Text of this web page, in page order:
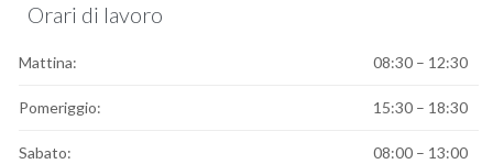
Orari di lavoro
Mattina: 08:30 – 12:30
Pomeriggio: 15:30 – 18:30
Sabato: 08:00 – 13:00